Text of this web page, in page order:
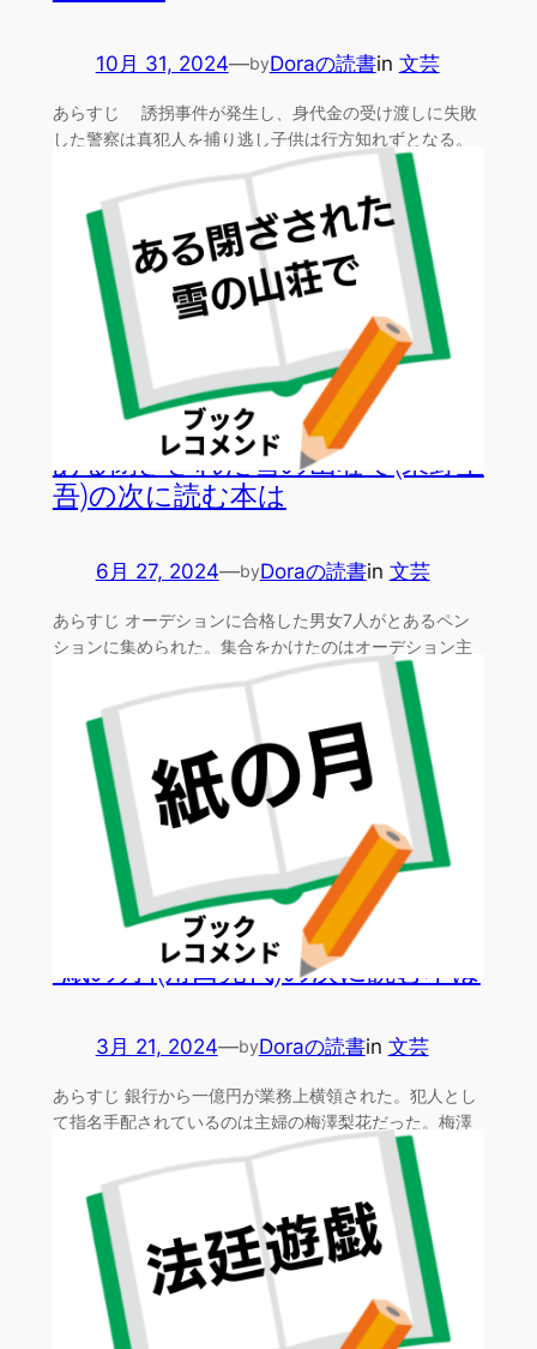
10月 31, 2024—byDoraの読書in 文芸
あらすじ 誘拐事件が発生し、身代金の受け渡しに失敗
した警察は真犯人を捕り逃し子供は行方知れずとなる。
ある閉ざされた雪の山荘で(東野圭
吾)の次に読む本は
6月 27, 2024—byDoraの読書in 文芸
あらすじ オーデションに合格した男女7人がとあるペン
ションに集められた。集合をかけたのはオーデション主
「紙の月」(角田光代)の次に読む本は
3月 21, 2024—byDoraの読書in 文芸
あらすじ 銀行から一億円が業務上横領された。犯人とし
て指名手配されているのは主婦の梅澤梨花だった。梅澤